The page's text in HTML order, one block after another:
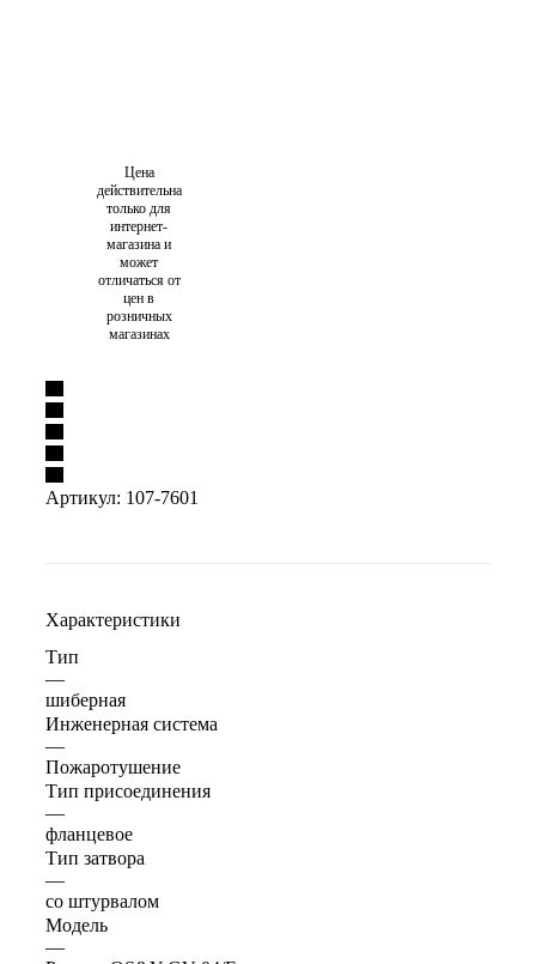
Цена
действительна
только для
интернет-
магазина и
может
отличаться от
цен в
розничных
магазинах
Артикул: 107-7601
Характеристики
Тип
—
шиберная
Инженерная система
—
Пожаротушение
Тип присоединения
—
фланцевое
Тип затвора
—
со штурвалом
Модель
—